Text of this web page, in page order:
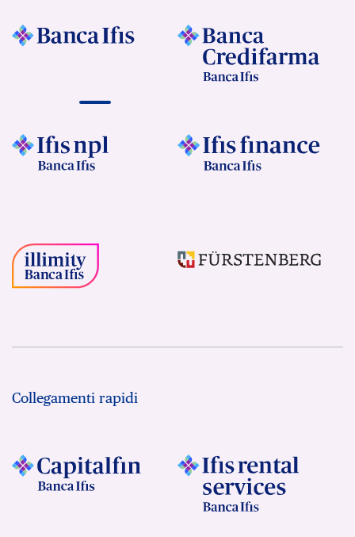
Collegamenti rapidi